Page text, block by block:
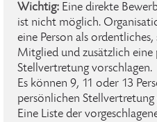
Wichtig: Eine direkte
ist nicht möglich.
eine Person als
Mitglied und zusätzlich eine
Stellvertretung vorschlagen.
Es können 9, 11 oder 13
persönlichen Stellvertretung
Eine Liste der